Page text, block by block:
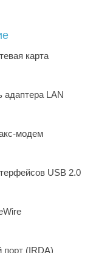
карта
адаптера LAN
модем
USB 2.0
(IRDA)